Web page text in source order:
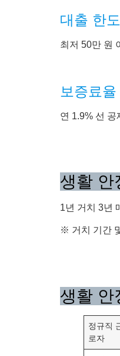
대출 한도
최저 50만 원
보증료율
연 1.9% 선 공
생활 안
1년 거치 3년
※ 거치 기간
생활 안
정규직
로자